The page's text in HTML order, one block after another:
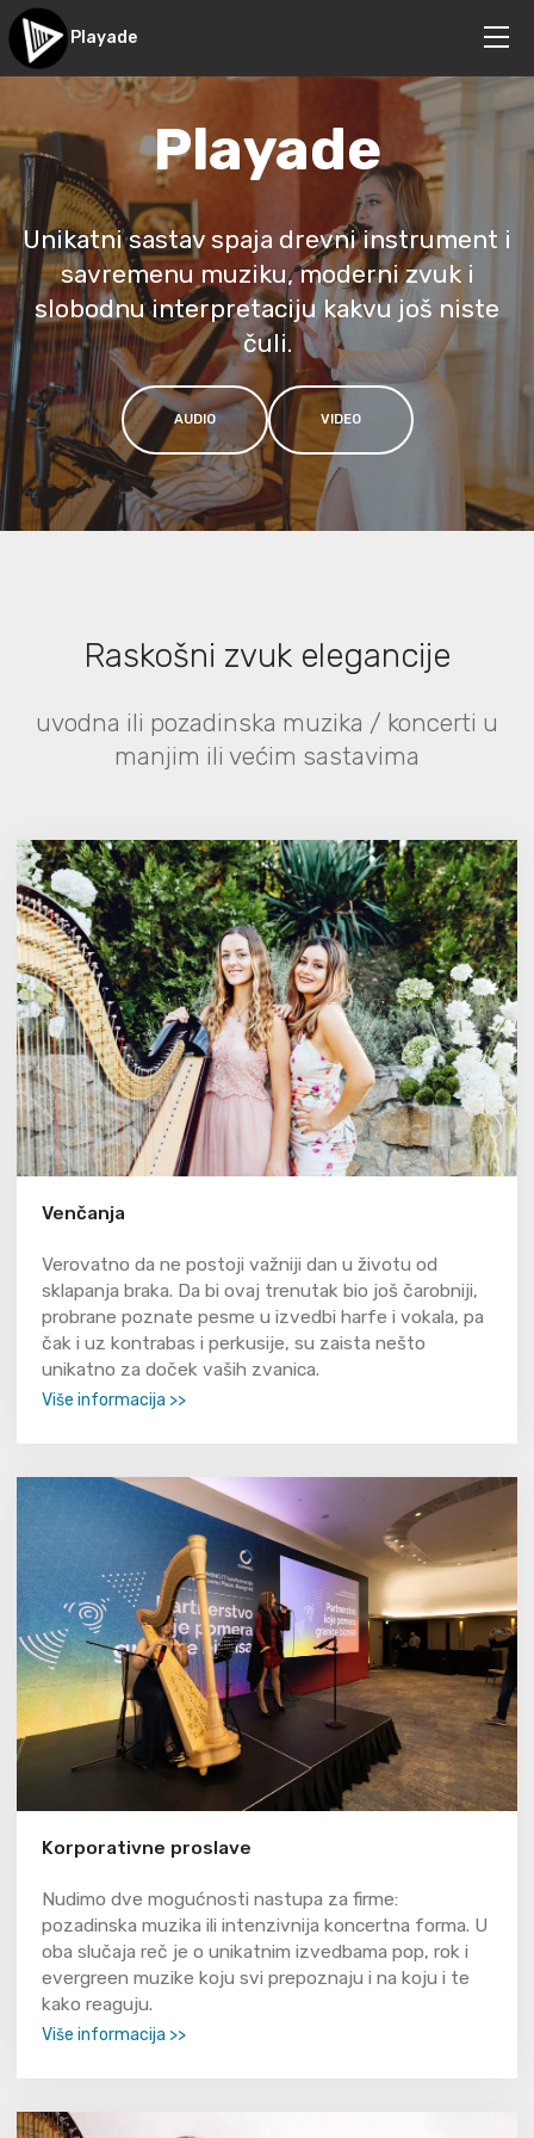
Playade
Playade
Unikatni sastav spaja drevni instrument i
savremenu muziku, moderni zvuk i
slobodnu interpretaciju kakvu još niste
čuli.
AUDIO VIDEO
Raskošni zvuk elegancije
uvodna ili pozadinska muzika / koncerti u
manjim ili većim sastavima
Venčanja
Verovatno da ne postoji važniji dan u životu od
sklapanja braka. Da bi ovaj trenutak bio još čarobniji,
probrane poznate pesme u izvedbi harfe i vokala, pa
čak i uz kontrabas i perkusije, su zaista nešto
unikatno za doček vaših zvanica.
Više informacija >>
Korporativne proslave
Nudimo dve mogućnosti nastupa za firme:
pozadinska muzika ili intenzivnija koncertna forma. U
oba slučaja reč je o unikatnim izvedbama pop, rok i
evergreen muzike koju svi prepoznaju i na koju i te
kako reaguju.
Više informacija >>